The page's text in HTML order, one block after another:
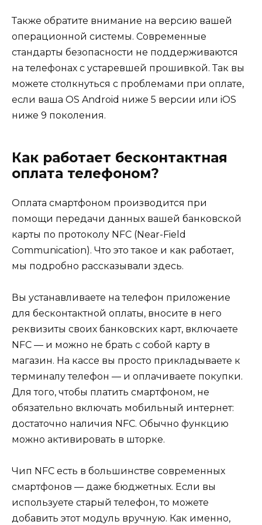
Также обратите внимание на версию вашей
операционной системы. Современные
стандарты безопасности не поддерживаются
на телефонах с устаревшей прошивкой. Так вы
можете столкнуться с проблемами при оплате,
если ваша OS Android ниже 5 версии или iOS
ниже 9 поколения.
Как работает бесконтактная
оплата телефоном?
Оплата смартфоном производится при
помощи передачи данных вашей банковской
карты по протоколу NFC (Near-Field
Communication). Что это такое и как работает,
мы подробно рассказывали здесь.
Вы устанавливаете на телефон приложение
для бесконтактной оплаты, вносите в него
реквизиты своих банковских карт, включаете
NFC — и можно не брать с собой карту в
магазин. На кассе вы просто прикладываете к
терминалу телефон — и оплачиваете покупки.
Для того, чтобы платить смартфоном, не
обязательно включать мобильный интернет:
достаточно наличия NFC. Обычно функцию
можно активировать в шторке.
Чип NFC есть в большинстве современных
смартфонов — даже бюджетных. Если вы
используете старый телефон, то можете
добавить этот модуль вручную. Как именно,